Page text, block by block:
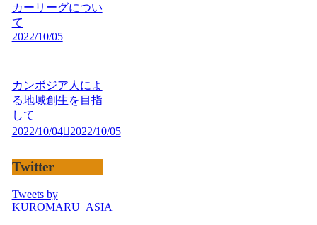
カーリーグについ
て
2022/10/05
カンボジア人によ
る地域創生を目指
して
2022/10/04
2022/10/05
Twitter
Tweets by
KUROMARU_ASIA